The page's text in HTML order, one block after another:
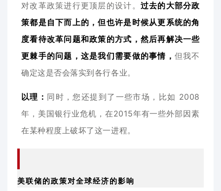
对改革政策进行更顶层的设计。 过去的大部分政
策都是自下而上的，但也许是时候从更系统的角
度看待改革问题和政策的方式，然后再解决一些
更棘手的问题，这是我们需要做的事情， 但我不
确定这是否会落实到各行各业。
以理： 同时，您还提到了一些市场，比如 2008
年，美国银行业危机，在2015年有一些外部因素
在某种程度上破坏了这一进程。
美联储的政策对全球经济的影响